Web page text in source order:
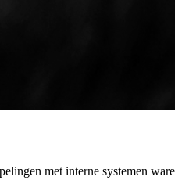
met interne systemen